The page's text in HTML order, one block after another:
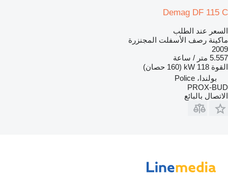
Demag DF 115 C
السعر عند الطلب
ماكينة رصف الأسفلت المجنزرة
2009
5.557 متر / ساعة
القوة 118 kW (160 حصان)
بولندا، Police
PROX-BUD
الاتصال بالبائع